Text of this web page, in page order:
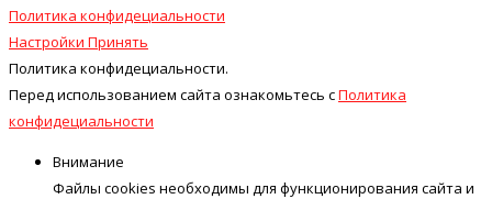
Политика конфидециальности
Настройки Принять
Политика конфидециальности.
Перед использованием сайта ознакомьтесь сПолитика
конфидециальности
Внимание
Файлы cookies необходимы для функционирования сайта и